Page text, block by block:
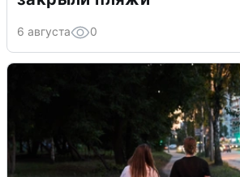
6 августа 0